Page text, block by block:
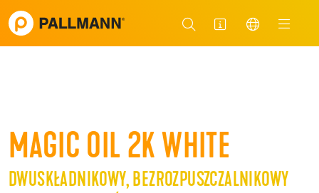
MAGIC OIL 2K WHITE
DWUSKŁADNIKOWY, BEZROZPUSZCZALNIKOWY